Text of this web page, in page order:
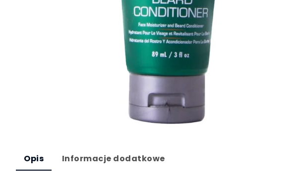
Opis Informacje dodatkowe